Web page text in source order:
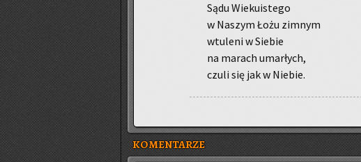
Sądu Wie­ku­iste­go
w Na­szym Łożu zim­nym
wtu­le­ni w Sie­bie
na ma­rach umar­łych,
czuli się jak w Nie­bie.
KOMENTARZE